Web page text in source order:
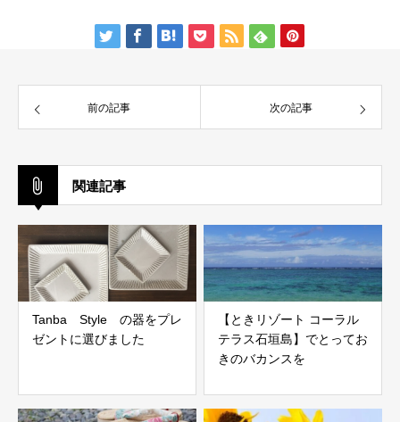
前の記事 次の記事
関連記事
Tanba Style の器をプレ
ゼントに選びました
【ときリゾート コーラル
テラス石垣島】でとってお
きのバカンスを